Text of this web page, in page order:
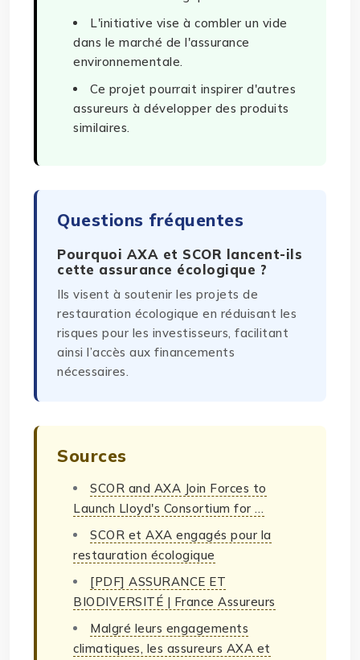
L'initiative vise à combler un vide
dans le marché de l'assurance
environnementale.
Ce projet pourrait inspirer d'autres
assureurs à développer des produits
similaires.
Questions fréquentes
Pourquoi AXA et SCOR lancent-ils
cette assurance écologique ?
Ils visent à soutenir les projets de
restauration écologique en réduisant les
risques pour les investisseurs, facilitant
ainsi l’accès aux financements
nécessaires.
Sources
SCOR and AXA Join Forces to
Launch Lloyd's Consortium for …
SCOR et AXA engagés pour la
restauration écologique
[PDF] ASSURANCE ET
BIODIVERSITÉ | France Assureurs
Malgré leurs engagements
climatiques, les assureurs AXA et